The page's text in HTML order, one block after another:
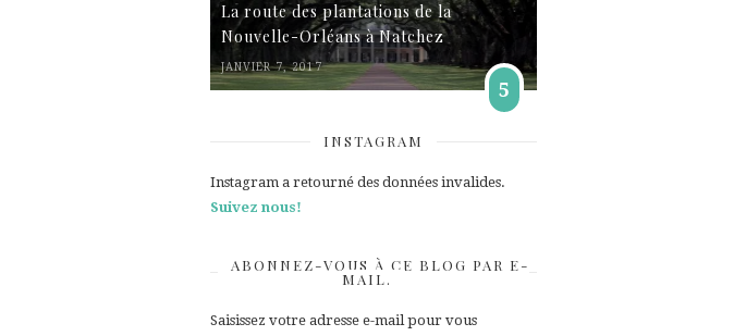
La route des plantations de la
Nouvelle-Orléans à Natchez
JANVIER 7, 2017
5
INSTAGRAM
Instagram a retourné des données invalides.
Suivez nous!
ABONNEZ-VOUS À CE BLOG PAR E-
MAIL.
Saisissez votre adresse e-mail pour vous